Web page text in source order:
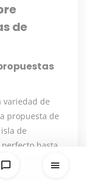
de
variedad de
propuesta de
de
hasta
estamos aquí
especial.